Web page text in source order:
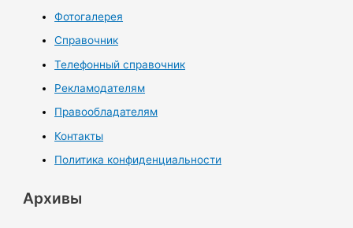
Фотогалерея
Справочник
Телефонный справочник
Рекламодателям
Правообладателям
Контакты
Политика конфиденциальности
Архивы